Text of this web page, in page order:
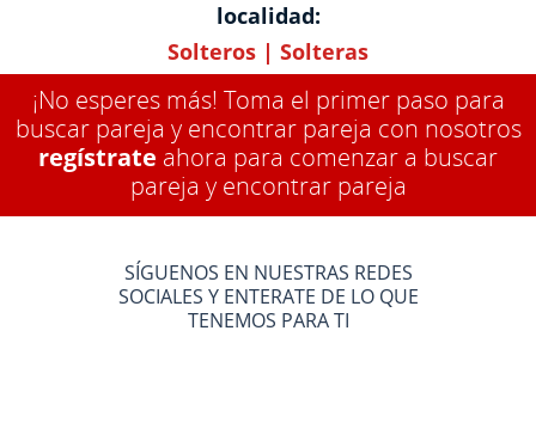
localidad:
Solteros | Solteras
¡No esperes más! Toma el primer paso para
buscar pareja y encontrar pareja con nosotros
regístrate ahora para comenzar a buscar
pareja y encontrar pareja
SÍGUENOS EN NUESTRAS REDES
SOCIALES Y ENTERATE DE LO QUE
TENEMOS PARA TI